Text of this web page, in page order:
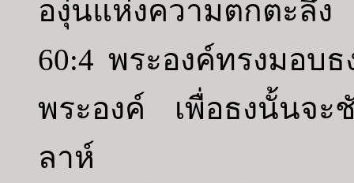
องุ่นแห่งความตกตะลึง
60:4 พระองค์ทรงมอบ
พระองค์ เพื่อธงนั้นจะ
ลาห์